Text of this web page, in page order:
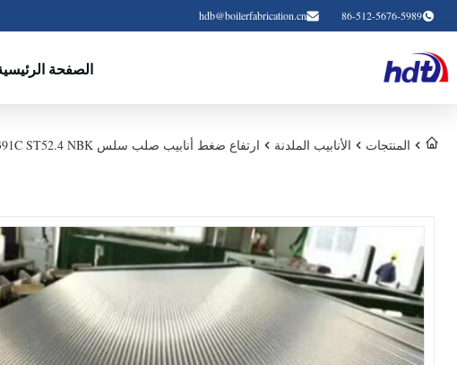
86-512-5676-5989
hdb@boilerfabrication.cn
الصفحة
المنتجات الأنابيب الملدنة ارتفاع ضغط أنابيب صلب سلس DIN2391C ST52.4 NBK الفوسفات المسحوب على البارد DNV GL